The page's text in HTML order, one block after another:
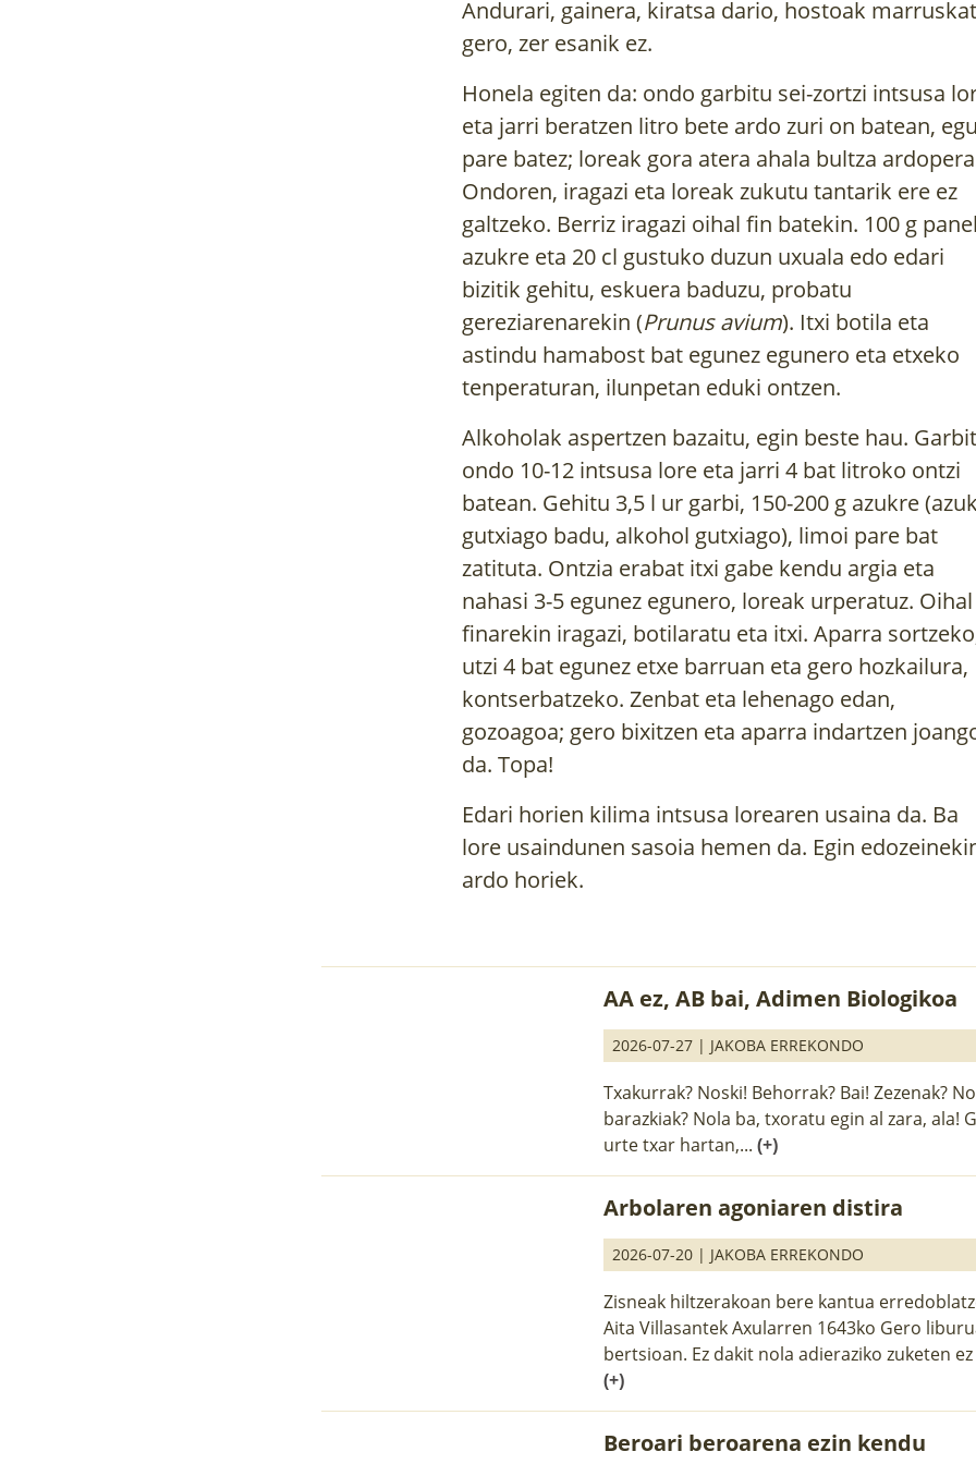
Andurari, gainera, kiratsa dario, hostoak
gero, zer esanik ez.
Honela egiten da: ondo garbitu sei-zortzi intsusa
eta jarri beratzen litro bete ardo zuri on batean,
pare batez; loreak gora atera ahala bultza
Ondoren, iragazi eta loreak zukutu tantarik ere ez
galtzeko. Berriz iragazi oihal fin batekin. 100 g
azukre eta 20 cl gustuko duzun uxuala edo edari
bizitik gehitu, eskuera baduzu, probatu
gereziarenarekin (Prunus avium). Itxi botila eta
astindu hamabost bat egunez egunero eta etxeko
tenperaturan, ilunpetan eduki ontzen.
Alkoholak aspertzen bazaitu, egin beste hau.
ondo 10-12 intsusa lore eta jarri 4 bat litroko ontzi
batean. Gehitu 3,5 l ur garbi, 150-200 g azukre
gutxiago badu, alkohol gutxiago), limoi pare bat
zatituta. Ontzia erabat itxi gabe kendu argia eta
nahasi 3-5 egunez egunero, loreak urperatuz. Oihal
finarekin iragazi, botilaratu eta itxi. Aparra
utzi 4 bat egunez etxe barruan eta gero hozkailura,
kontserbatzeko. Zenbat eta lehenago edan,
gozoagoa; gero bixitzen eta aparra indartzen
da. Topa!
Edari horien kilima intsusa lorearen usaina da. Ba
lore usaindunen sasoia hemen da. Egin
ardo horiek.
AA ez, AB bai, Adimen Biologikoa
2026-07-27 | JAKOBA ERREKONDO
Txakurrak? Noski! Behorrak? Bai! Zezenak?
barazkiak? Nola ba, txoratu egin al zara, ala!
urte txar hartan,...(+)
Arbolaren agoniaren distira
2026-07-20 | JAKOBA ERREKONDO
Zisneak hiltzerakoan bere kantua
Aita Villasantek Axularren 1643ko Gero
bertsioan. Ez dakit nola adieraziko zuketen
(+)
Beroari beroarena ezin kendu